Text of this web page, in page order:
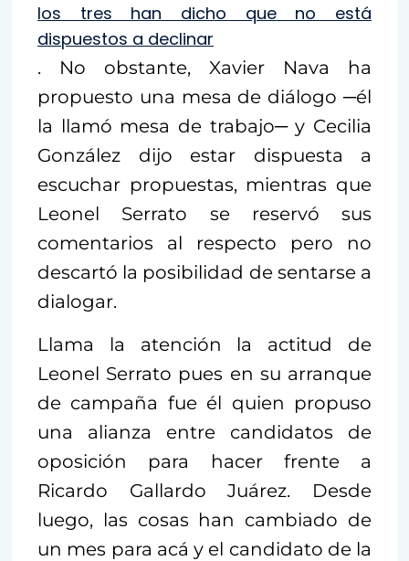
los tres han dicho que no está
dispuestos a declinar
. No obstante, Xavier Nava ha
propuesto una mesa de diálogo ─él
la llamó mesa de trabajo─ y Cecilia
González dijo estar dispuesta a
escuchar propuestas, mientras que
Leonel Serrato se reservó sus
comentarios al respecto pero no
descartó la posibilidad de sentarse a
dialogar.
Llama la atención la actitud de
Leonel Serrato pues en su arranque
de campaña fue él quien propuso
una alianza entre candidatos de
oposición para hacer frente a
Ricardo Gallardo Juárez. Desde
luego, las cosas han cambiado de
un mes para acá y el candidato de la